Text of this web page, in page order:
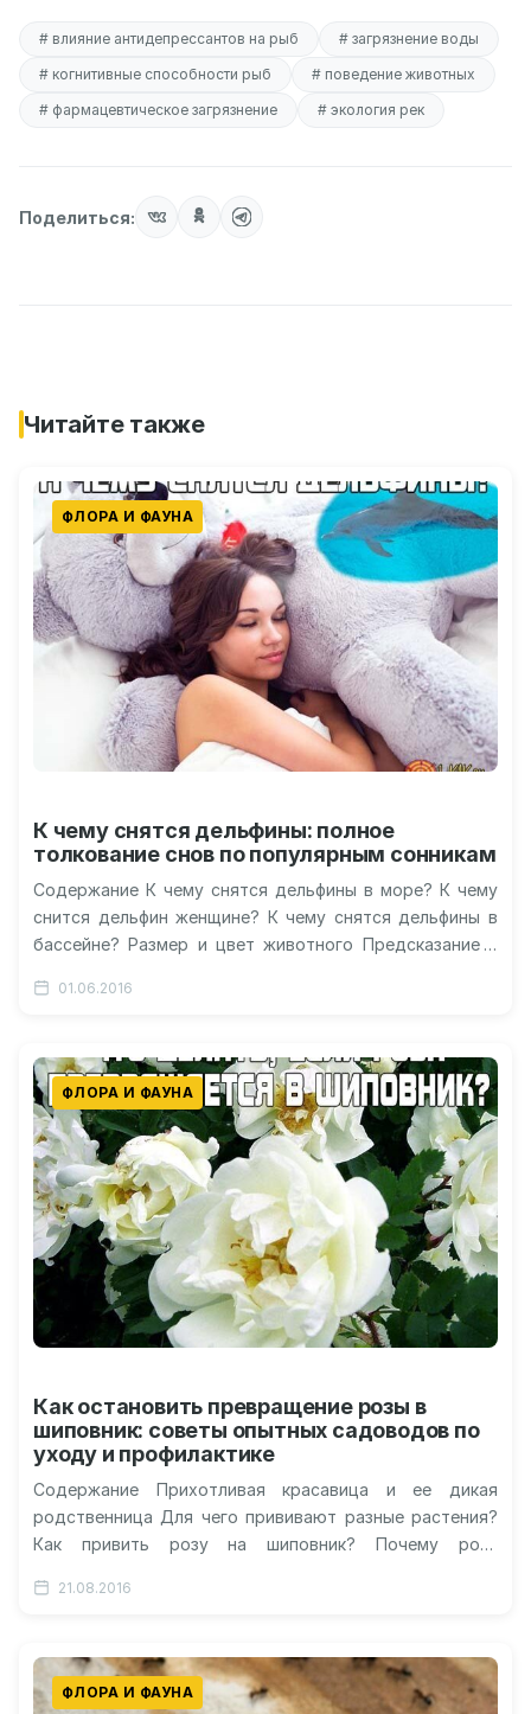
# влияние антидепрессантов на рыб
# загрязнение воды
# когнитивные способности рыб
# поведение животных
# фармацевтическое загрязнение
# экология рек
Поделиться:
Читайте также
ФЛОРА И ФАУНА
К чему снятся дельфины: полное
толкование снов по популярным сонникам
Содержание К чему снятся дельфины в море? К чему
снится дельфин женщине? К чему снятся дельфины в
бассейне? Размер и цвет животного Предсказание в
01.06.2016
ФЛОРА И ФАУНА
Как остановить превращение розы в
шиповник: советы опытных садоводов по
уходу и профилактике
Содержание Прихотливая красавица и ее дикая
родственница Для чего прививают разные растения?
Как привить розу на шиповник? Почему роза
21.08.2016
ФЛОРА И ФАУНА